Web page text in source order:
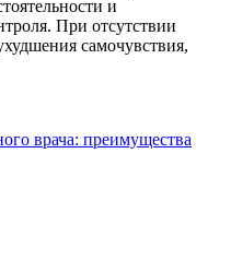
и
При отсутствии
самочувствия,
врача: преимущества